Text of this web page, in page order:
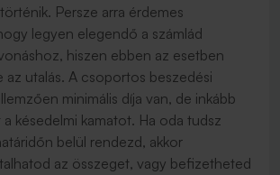
Persze arra érdemes
legyen elegendő a számlád
hiszen ebben az esetben
az utalás. A csoportos beszedési
minimális díja van, de inkább
késedelmi kamatot. Ha oda tudsz
belül rendezd, akkor
az összeget, vagy befizetheted